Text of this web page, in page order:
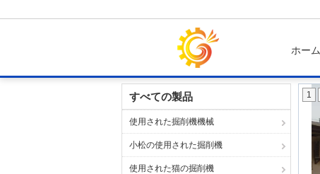
ホーム
すべての製品
使用された掘削機機械
小松の使用された掘削機
使用された猫の掘削機
1